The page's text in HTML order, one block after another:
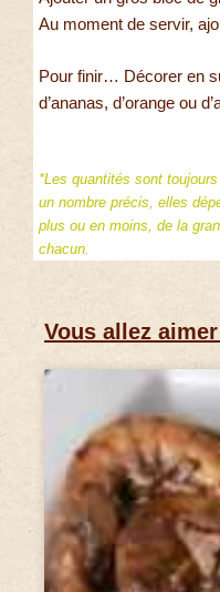
Au moment de servir,
Pour finir… Décorer en
d’ananas, d’orange ou
*Les quantités sont
un nombre précis, elles
plus ou en moins, de la
chacun.
Vous allez